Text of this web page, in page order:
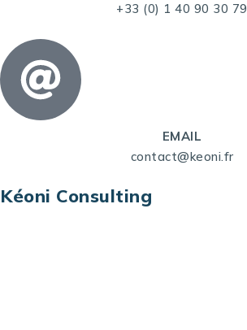
+33 (0) 1 40 90 30 79
EMAIL
contact@keoni.fr
Kéoni Consulting